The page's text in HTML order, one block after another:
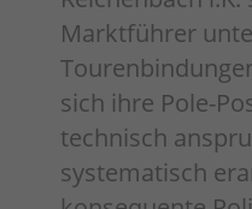
Marktführer
sich ihre Pole-
technisch
systematisch